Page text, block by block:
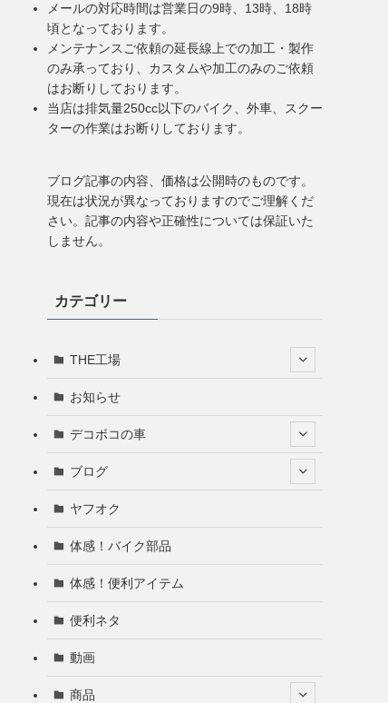
メールの対応時間は営業日の9時、13時、18時
頃となっております。
メンテナンスご依頼の延長線上での加工・製作
のみ承っており、カスタムや加工のみのご依頼
はお断りしております。
当店は排気量250cc以下のバイク、外車、スクー
ターの作業はお断りしております。
ブログ記事の内容、価格は公開時のものです。
現在は状況が異なっておりますのでご理解くだ
さい。記事の内容や正確性については保証いた
しません。
カテゴリー
THE工場
お知らせ
デコボコの車
ブログ
ヤフオク
体感！バイク部品
体感！便利アイテム
便利ネタ
動画
商品